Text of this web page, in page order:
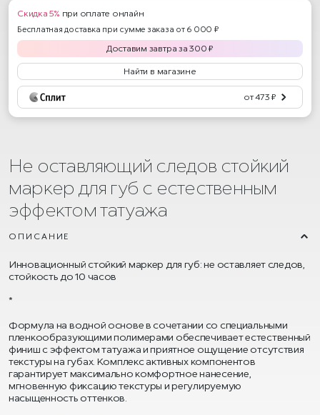
Скидка 5% при оплате онлайн
Бесплатная доставка при сумме заказа от 6 000 ₽
Доставим завтра за300 ₽
Найти в магазине
от 473 ₽
Не оставляющий следов стойкий
маркер для губ с естественным
эффектом татуажа
ОПИСАНИЕ
Инновационный стойкий маркер для губ: не оставляет следов,
стойкость до 10 часов
*
Формула на водной основе в сочетании со специальными
пленкообразующими полимерами обеспечивает естественный
финиш с эффектом татуажа и приятное ощущение отсутствия
текстуры на губах. Комплекс активных компонентов
гарантирует максимально комфортное нанесение,
мгновенную фиксацию текстуры и регулируемую
насыщенность оттенков.